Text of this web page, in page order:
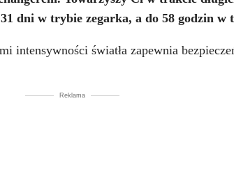
dni w trybie zegarka, a do 58 godzin w
intensywności światła zapewnia
Reklama